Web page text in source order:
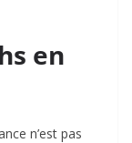
en
n’est pas